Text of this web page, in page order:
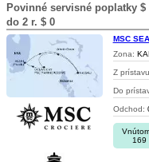
Povinné servisné poplatky $
do 2 r. $ 0
MSC
Zona:
Z
Do
Odchod:
169